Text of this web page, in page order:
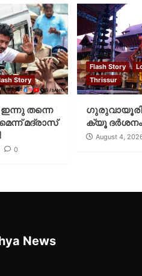
Story
ഇന്നു തന്നെ
മദ്രാസ്
0
Flash Story
Thrissur
ക്യൂ
August 4,
News